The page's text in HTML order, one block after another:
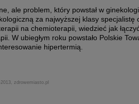
ale problem, który powstał w
za najwyższej klasy specjalistę
na chemioterapii, wiedzieć jak
W ubiegłym roku powstało Polskie
hipertermią.
zdrowemiasto.pl